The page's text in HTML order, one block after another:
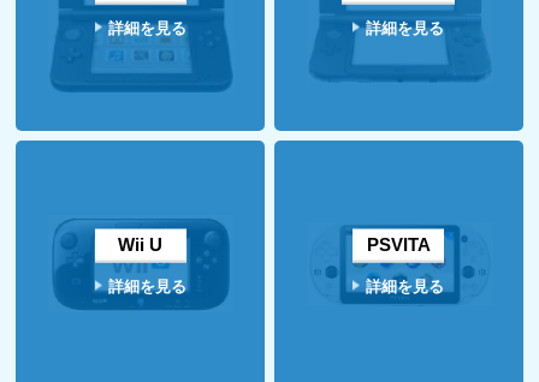
詳細を見る 詳細を見る
Wii U
詳細を見る
PSVITA
詳細を見る